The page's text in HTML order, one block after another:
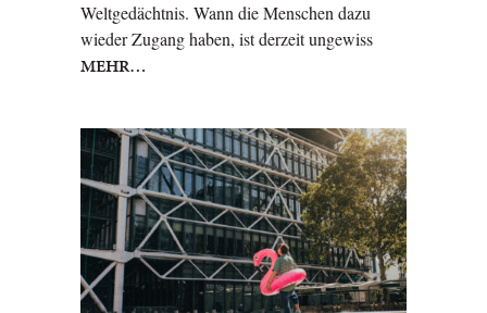
Weltgedächtnis. Wann die Menschen dazu
wieder Zugang haben, ist derzeit ungewiss
MEHR…